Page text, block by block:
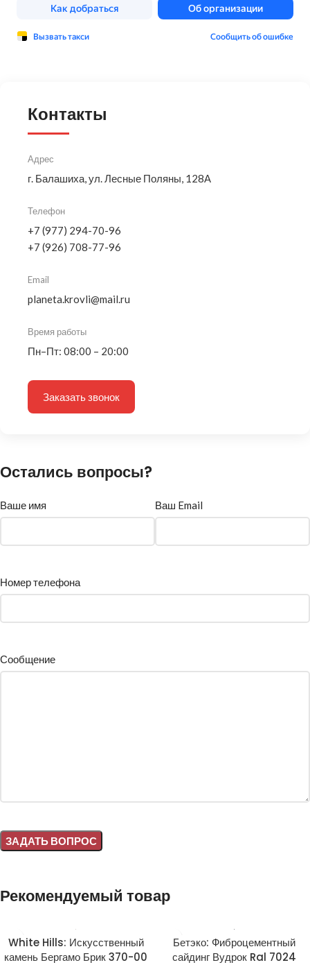
Контакты
Адрес
г. Балашиха, ул. Лесные Поляны, 128А
Телефон
+7 (977) 294-70-96
+7 (926) 708-77-96
Email
planeta.krovli@mail.ru
Время работы
Пн–Пт: 08:00 – 20:00
Заказать звонок
Остались вопросы?
Ваше имя Ваш Email
Номер телефона
Сообщение
Рекомендуемый товар
White Hills: Искусственный
камень Бергамо Брик 370-00
Бетэко: Фиброцементный
сайдинг Вудрок Ral 7024